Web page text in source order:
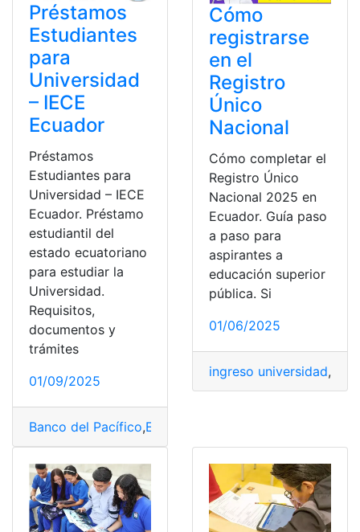
Préstamos
Estudiantes
para
Universidad
– IECE
Ecuador
Préstamos
Estudiantes para
Universidad – IECE
Ecuador. Préstamo
estudiantil del
estado ecuatoriano
para estudiar la
Universidad.
Requisitos,
documentos y
trámites
01/09/2025
Banco del Pacífico,Ecuador
Cómo
registrarse
en el
Registro
Único
Nacional
Cómo completar el
Registro Único
Nacional 2025 en
Ecuador. Guía paso
a paso para
aspirantes a
educación superior
pública. Si
01/06/2025
ingreso universidad,